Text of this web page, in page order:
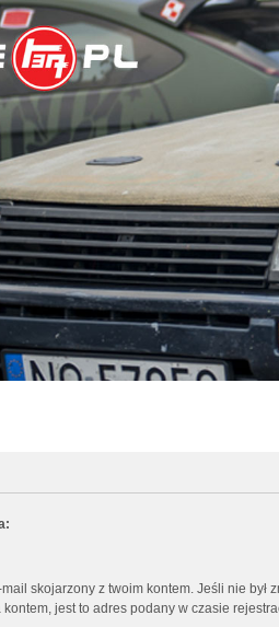
skojarzony z twoim kontem. Jeśli nie był
jest to adres podany w czasie